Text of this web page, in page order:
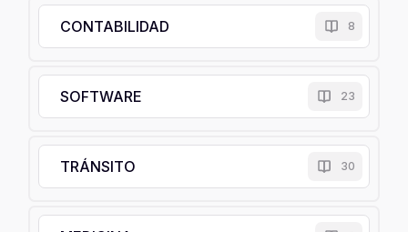
CONTABILIDAD 8
SOFTWARE 23
TRÁNSITO 30